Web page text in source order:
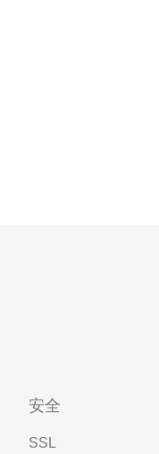
击，如DDoS攻击、CC
安全
SSL